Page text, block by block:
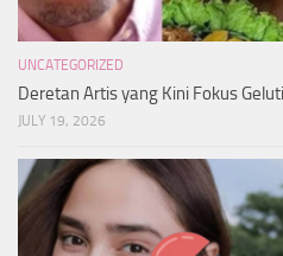
UNCATEGORIZED
Deretan Artis yang Kini Fokus
JULY 19, 2026